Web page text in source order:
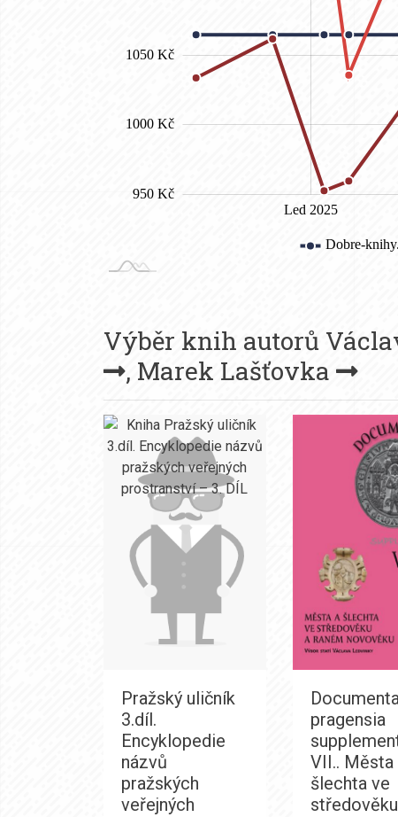
Výběr knih autorů
, Marek Lašťovka
Pražský uličník
3.díl.
Encyklopedie
názvů
pražských
veřejných
Documenta
pragensia
VII.. Města
šlechta ve